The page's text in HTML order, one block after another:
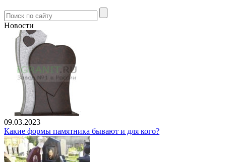
Новости
09.03.2023
Какие формы памятника бывают и для кого?